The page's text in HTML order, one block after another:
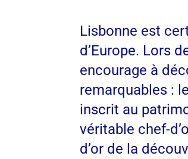
Lisbonne est
d’Europe. Lors
encourage à
remarquables :
inscrit au
véritable chef-
d’or de la